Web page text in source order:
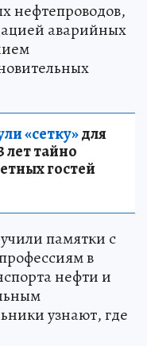
нефтепроводов,
аварийных
«сетку»для
лет тайно
гостей
памятки с
в
нефти и
узнают, где